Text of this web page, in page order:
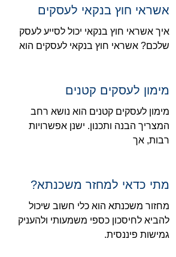
אשראי חוץ בנקאי לעסקים
איך אשראי חוץ בנקאי יכול לסייע לעסק
שלכם? אשראי חוץ בנקאי לעסקים הוא
מימון לעסקים קטנים
מימון לעסקים קטנים הוא נושא רחב
המצריך הבנה ותכנון. ישנן אפשרויות
רבות, אך
מתי כדאי למחזר משכנתא?
מחזור משכנתא הוא כלי חשוב שיכול
להביא לחיסכון כספי משמעותי ולהעניק
גמישות פיננסית.